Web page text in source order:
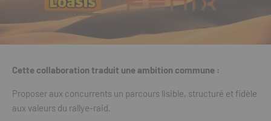
Cette collaboration traduit une ambition commune :
Proposer aux concurrents un parcours lisible, structuré et fidèle
aux valeurs du rallye-raid.